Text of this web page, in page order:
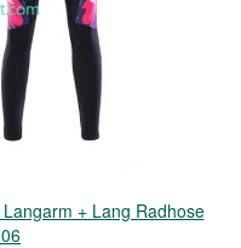
+ Lang Radhose